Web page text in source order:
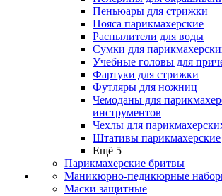
Пеньюары для стрижки
Пояса парикмахерские
Распылители для воды
Сумки для
Учебные головы для
Фартуки для стрижки
Футляры для ножниц
Чемоданы для
инструментов
Чехлы для
Штативы парикмахерские
Ещё 5
Парикмахерские бритвы
Маникюрно-педикюрные
Маски защитные